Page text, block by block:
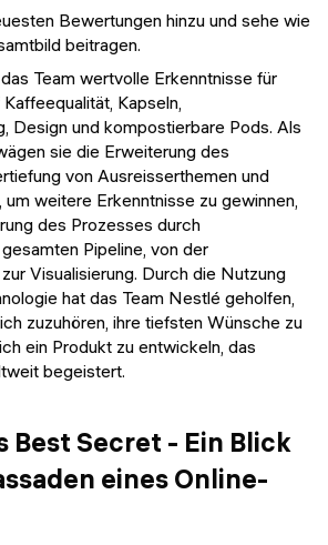
Bewertungen hinzu und sehe wie
beitragen.
Team wertvolle Erkenntnisse für
Kapseln,
Design und kompostierbare Pods. Als
sie die Erweiterung des
von Ausreisserthemen und
weitere Erkenntnisse zu gewinnen,
des Prozesses durch
Pipeline, von der
Visualisierung. Durch die Nutzung
hat das Team Nestlé geholfen,
zuzuhören, ihre tiefsten Wünsche zu
ein Produkt zu entwickeln, das
begeistert.
Best Secret - Ein Blick
eines Online-